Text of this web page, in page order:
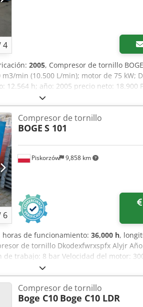
Pneumatic
4
2005, Compresor de tornillo
min (10.500 L/min); motor de 75 kW;
12.564 h; año: 2005 precio neto: 18.900
Ofrecemos servicio técnico.
6
Piskorzów 9,858 km
Compresor de tornillo
BOGE S 101
horas de funcionamiento: 36,000 h,
de tornillo Dkodexfwrxspfx Alyjr
trabajo: 8 bar Velocidad del motor:
aprox. 36.000 h
Compresor de tornillo
Boge C10 Boge C10 LDR